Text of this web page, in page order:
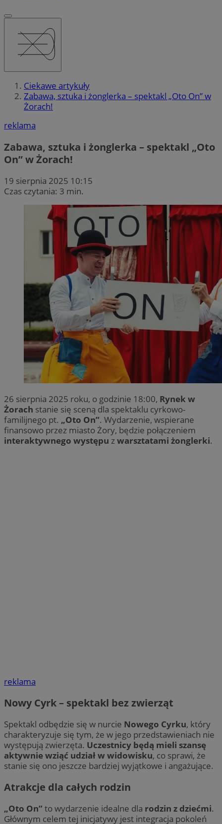
Ciekawe artykuły
Zabawa, sztuka i żonglerka – spektakl „Oto On” w
Żorach!
reklama
Zabawa, sztuka i żonglerka – spektakl „Oto
On” w Żorach!
19 sierpnia 2025 10:15
Czas czytania: 3 min.
26 sierpnia 2025 roku, o godzinie 18:00, Rynek w
Żorach stanie się sceną dla spektaklu cyrkowo-
familijnego pt. „Oto On”. Wydarzenie, wspierane
finansowo przez miasto Żory, będzie połączeniem
interaktywnego występu zwarsztatami żonglerki.
reklama
Nowy Cyrk – spektakl bez zwierząt
Spektakl odbędzie się w nurcie Nowego Cyrku, który
charakteryzuje się tym, że w jego przedstawieniach nie
występują zwierzęta. Uczestnicy będą mieli szansę
aktywnie wziąć udział w widowisku, co sprawi, że
stanie się ono jeszcze bardziej wyjątkowe i angażujące.
Atrakcje dla całych rodzin
„Oto On” to wydarzenie idealne dla rodzin z dziećmi.
Głównym celem tej inicjatywy jest integracja pokoleń